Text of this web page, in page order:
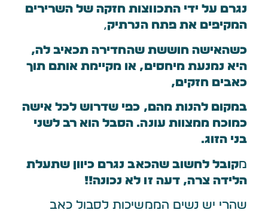
נגרם על ידי התכווצות חזקה של השרירים
המקיפים את פתח הנרתיק,
כשהאישה חוששת שהחדירה תכאיב לה,
היא נמנעת מיחסים, או מקיימת אותם תוך
כאבים חזקים,
במקום להנות מהם, כפי שדרוש לכל אישה
כמוכח ממצוות עונה. הסבל הוא רב לשני
בני הזוג.
מקובל לחשוב שהכאב נגרם כיוון שתעלת
הלידה צרה, דעה זו לא נכונה!!
שהרי יש נשים הממשיכות לסבול כאב